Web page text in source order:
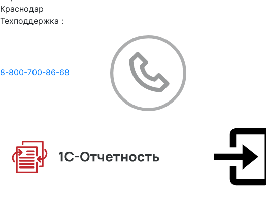
Краснодар
Техподдержка :
8-800-700-86-68